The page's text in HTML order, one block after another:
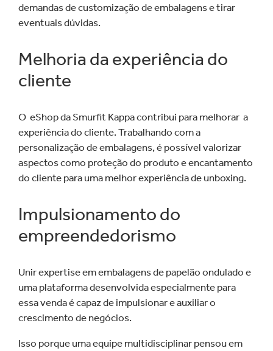
demandas de customização de embalagens e tirar
eventuais dúvidas.
Melhoria da experiência do
cliente
O eShop da Smurfit Kappa contribui para melhorar a
experiência do cliente. Trabalhando com a
personalização de embalagens, é possível valorizar
aspectos como proteção do produto e encantamento
do cliente para uma melhor experiência de unboxing.
Impulsionamento do
empreendedorismo
Unir expertise em embalagens de papelão ondulado e
uma plataforma desenvolvida especialmente para
essa venda é capaz de impulsionar e auxiliar o
crescimento de negócios.
Isso porque uma equipe multidisciplinar pensou em